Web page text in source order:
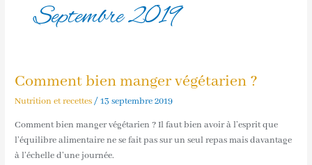
Septembre 2019
Comment bien manger végétarien ?
Nutrition et recettes/13 septembre 2019
Comment bien manger végétarien ? Il faut bien avoir à l’esprit que
l’équilibre alimentaire ne se fait pas sur un seul repas mais davantage
à l’échelle d’une journée.
Comment
végétarien
?